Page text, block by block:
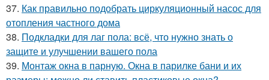
37. Как правильно подобрать циркуляционный насос для
отопления частного дома
38. Подкладки для лаг пола: всё, что нужно знать о
защите и улучшении вашего пола
39. Монтаж окна в парную. Окна в парилке бани и их